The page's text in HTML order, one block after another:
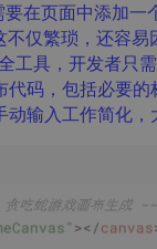
在页面中添加
仅繁琐，还容
具，开发者只
码，包括必要
输入工作简化，